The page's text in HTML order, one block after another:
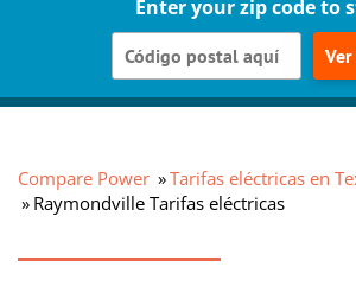
Enter your zip code to
Compare Power
Tarifas eléctricas en
Raymondville Tarifas eléctricas